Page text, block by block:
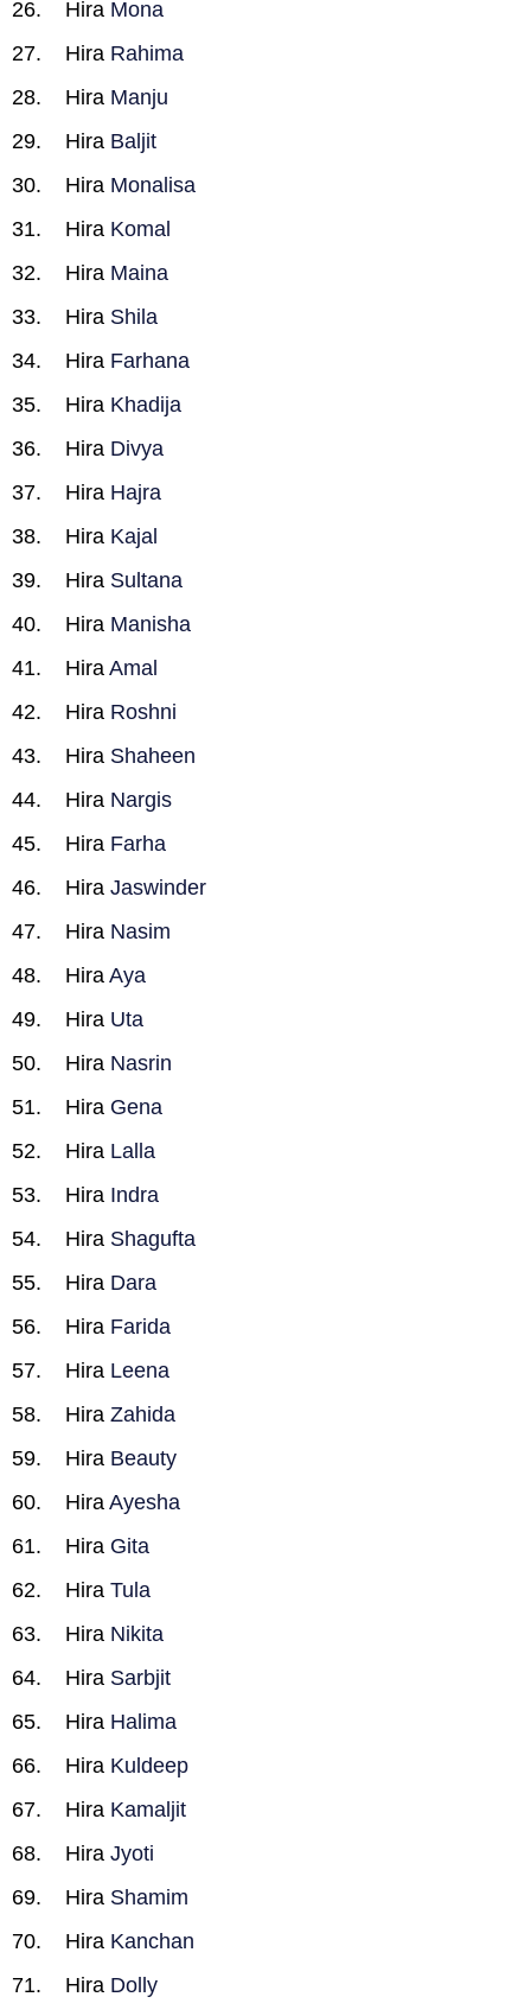
Hira Mona
Hira Rahima
Hira Manju
Hira Baljit
Hira Monalisa
Hira Komal
Hira Maina
Hira Shila
Hira Farhana
Hira Khadija
Hira Divya
Hira Hajra
Hira Kajal
Hira Sultana
Hira Manisha
Hira Amal
Hira Roshni
Hira Shaheen
Hira Nargis
Hira Farha
Hira Jaswinder
Hira Nasim
Hira Aya
Hira Uta
Hira Nasrin
Hira Gena
Hira Lalla
Hira Indra
Hira Shagufta
Hira Dara
Hira Farida
Hira Leena
Hira Zahida
Hira Beauty
Hira Ayesha
Hira Gita
Hira Tula
Hira Nikita
Hira Sarbjit
Hira Halima
Hira Kuldeep
Hira Kamaljit
Hira Jyoti
Hira Shamim
Hira Kanchan
Hira Dolly